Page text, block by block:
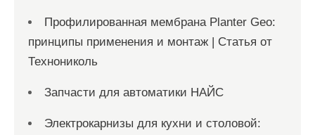
Профилированная мембрана Planter Geo:
принципы применения и монтаж | Статья от
Технониколь
Запчасти для автоматики НАЙС
Электрокарнизы для кухни и столовой: